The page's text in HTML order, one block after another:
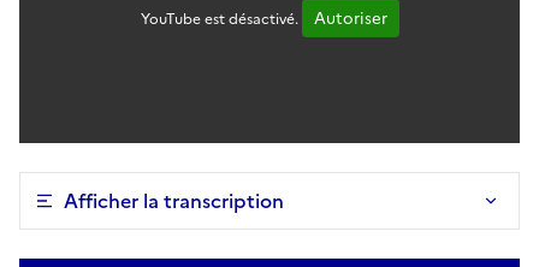
YouTube est désactivé. Autoriser
Afficher la transcription